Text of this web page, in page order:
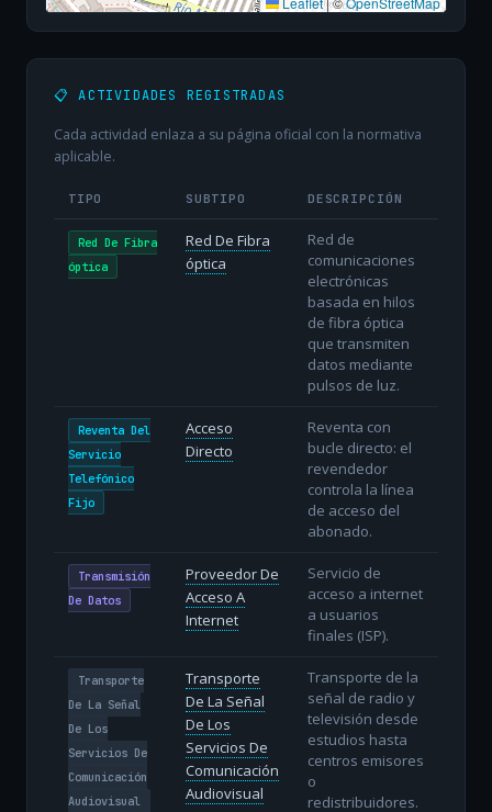
📋 ACTIVIDADES REGISTRADAS
Cada actividad enlaza a su página oficial con la normativa
aplicable.
TIPO SUBTIPO DESCRIPCIÓN
Red De Fibra
óptica
Red De Fibra
óptica
Red de
comunicaciones
electrónicas
basada en hilos
de fibra óptica
que transmiten
datos mediante
pulsos de luz.
Reventa Del
Servicio
Telefónico
Fijo
Acceso
Directo
Reventa con
bucle directo: el
revendedor
controla la línea
de acceso del
abonado.
Transmisión
De Datos
Proveedor De
Acceso A
Internet
Servicio de
acceso a internet
a usuarios
finales (ISP).
Transporte
De La Señal
De Los
Servicios De
Comunicación
Audiovisual
Transporte
De La Señal
De Los
Servicios De
Comunicación
Audiovisual
Transporte de la
señal de radio y
televisión desde
estudios hasta
centros emisores
o
redistribuidores.